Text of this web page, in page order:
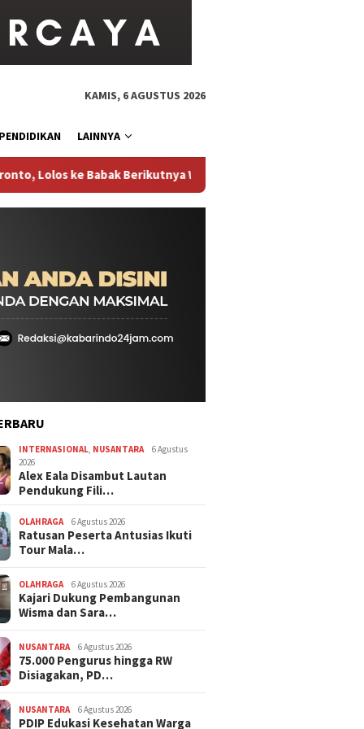
KAMIS, 6 AGUSTUS 2026
PENDIDIKAN LAINNYA
Babak Berikutnya WTA 1000 National Bank Open 2026
INTERNASIONAL NUSANTARA
6 Agustus
2026
Alex Eala Disambut Lautan
Pendukung Fili…
OLAHRAGA 6 Agustus 2026
Ratusan Peserta Antusias Ikuti
Tour Mala…
OLAHRAGA 6 Agustus 2026
Kajari Dukung Pembangunan
Wisma dan Sara…
NUSANTARA 6 Agustus 2026
75.000 Pengurus hingga RW
Disiagakan, PD…
NUSANTARA 6 Agustus 2026
PDIP Edukasi Kesehatan Warga